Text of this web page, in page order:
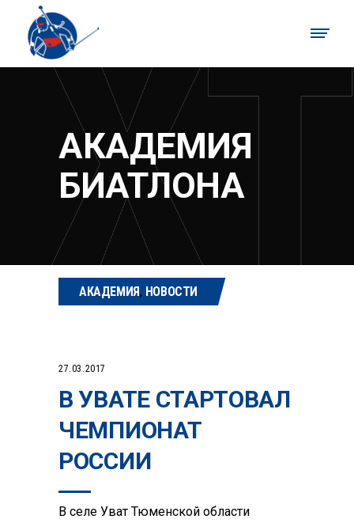
АКАДЕМИЯ
БИАТЛОНА
АКАДЕМИЯ, НОВОСТИ
27.03.2017
В УВАТЕ СТАРТОВАЛ
ЧЕМПИОНАТ
РОССИИ
В селе Уват Тюменской области